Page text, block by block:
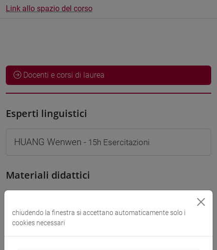
Link allo spazio del corso
Docenti e corsi di laurea
Esperti linguistici
HUANG Wenwen - 15h Esercitazioni
Materiali didattici
chiudendo la finestra si accettano automaticamente solo i
cookies necessari